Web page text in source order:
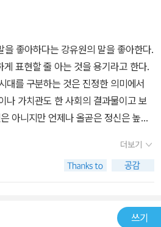
좋아하다는 강유원의 말을 좋아한다.
표현할 줄 아는 것을 용기라고 한다.
대를 구분하는 것은 진정한 의미에서
나 가치관도 한 사회의 결과물이고 보
아니지만 언제나 올곧은 정신은 높고
치는 여전히 민감한 주제다. 일상생활에
지향점이 다르고 선호하는 정당과 정
개의 경우 정당의 정강이나 정책, 정치
더보기
쓰기